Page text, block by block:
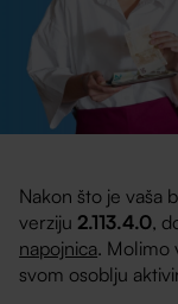
Nakon što je vaša
verziju 2.113.4.0,
napojnica. Molimo
svom osoblju